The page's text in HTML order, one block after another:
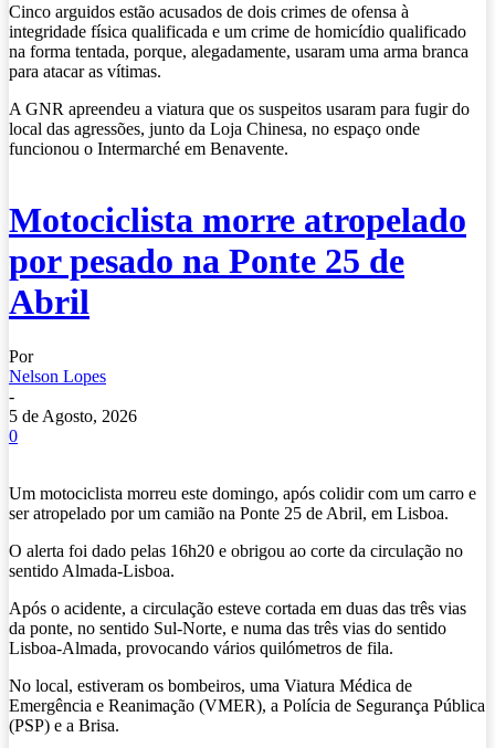
Cinco arguidos estão acusados de dois crimes de ofensa à
integridade física qualificada e um crime de homicídio qualificado
na forma tentada, porque, alegadamente, usaram uma arma branca
para atacar as vítimas.
A GNR apreendeu a viatura que os suspeitos usaram para fugir do
local das agressões, junto da Loja Chinesa, no espaço onde
funcionou o Intermarché em Benavente.
Motociclista morre atropelado
por pesado na Ponte 25 de
Abril
Por
Nelson Lopes
-
5 de Agosto, 2026
0
Um motociclista morreu este domingo, após colidir com um carro e
ser atropelado por um camião na Ponte 25 de Abril, em Lisboa.
O alerta foi dado pelas 16h20 e obrigou ao corte da circulação no
sentido Almada-Lisboa.
Após o acidente, a circulação esteve cortada em duas das três vias
da ponte, no sentido Sul-Norte, e numa das três vias do sentido
Lisboa-Almada, provocando vários quilómetros de fila.
No local, estiveram os bombeiros, uma Viatura Médica de
Emergência e Reanimação (VMER), a Polícia de Segurança Pública
(PSP) e a Brisa.